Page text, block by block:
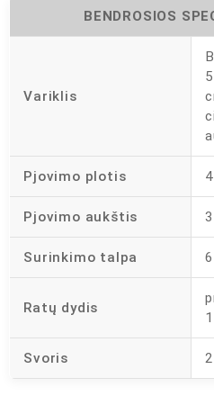
BENDROSIOS
Variklis
Pjovimo plotis
Pjovimo aukštis
Surinkimo talpa
Ratų dydis
Svoris